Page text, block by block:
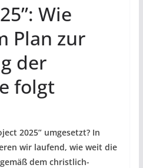
Wie
Plan zur
der
folgt
2025” umgesetzt? In
wir laufend, wie weit die
dem christlich-